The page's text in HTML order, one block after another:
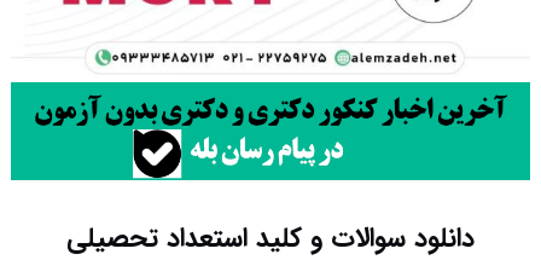
دانلود سوالات و کلید استعداد تحصیلی